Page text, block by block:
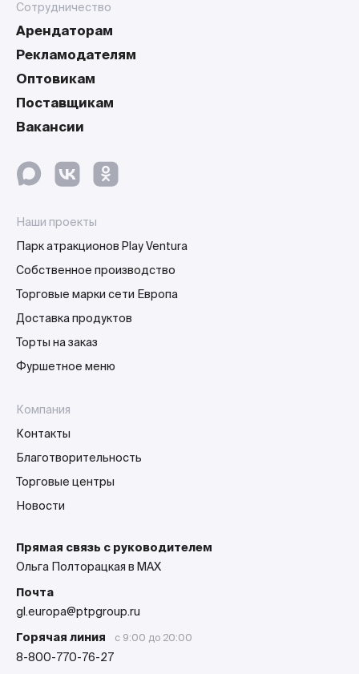
Сотрудничество
Арендаторам
Рекламодателям
Оптовикам
Поставщикам
Вакансии
Наши проекты
Парк атракционов Play Ventura
Собственное производство
Торговые марки сети Европа
Доставка продуктов
Торты на заказ
Фуршетное меню
Компания
Контакты
Благотворительность
Торговые центры
Новости
Прямая связь с руководителем
Ольга Полторацкая в MAX
Почта
gl.europa@ptpgroup.ru
Горячая линия
с 9:00 до 20:00
8-800-770-76-27